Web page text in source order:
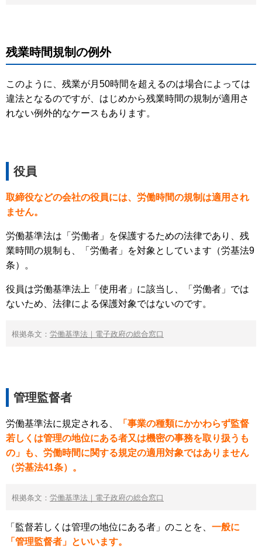
残業時間規制の例外
このように、残業が月50時間を超えるのは場合によっては
違法となるのですが、はじめから残業時間の規制が適用さ
れない例外的なケースもあります。
役員
取締役などの会社の役員には、労働時間の規制は適用され
ません。
労働基準法は「労働者」を保護するための法律であり、残
業時間の規制も、「労働者」を対象としています（労基法9
条）。
役員は労働基準法上「使用者」に該当し、「労働者」では
ないため、法律による保護対象ではないのです。
根拠条文： 労働基準法｜電子政府の総合窓口
管理監督者
労働基準法に規定される、
「事業の種類にかかわらず監督
若しくは管理の地位にある者又は機密の事務を取り扱うも
の」も、労働時間に関する規定の適用対象ではありません
（労基法41条）。
根拠条文： 労働基準法｜電子政府の総合窓口
「監督若しくは管理の地位にある者」のことを、 一般に
「管理監督者」といいます。